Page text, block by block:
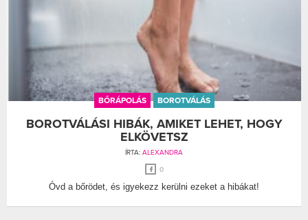
BŐRÁPOLÁS BOROTVÁLÁS
BOROTVÁLÁSI HIBÁK, AMIKET LEHET, HOGY
ELKÖVETSZ
ÍRTA: ALEXANDRA
0
Óvd a bőrödet, és igyekezz kerülni ezeket a hibákat!